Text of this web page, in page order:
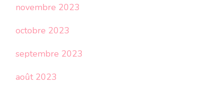
novembre 2023
octobre 2023
septembre 2023
août 2023